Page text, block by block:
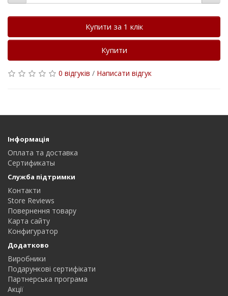
Купити за 1 клiк
Купити
0 відгуків / Написати відгук
Інформація
Оплата та доставка
Сертификаты
Служба підтримки
Контакти
Store Reviews
Повернення товару
Карта сайту
Конфигуратор
Додатково
Виробники
Подарункові сертифікати
Партнерська програма
Акції